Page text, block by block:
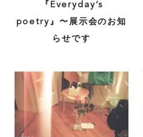
『Everyday’s
poetry』〜展示会のお知
らせです